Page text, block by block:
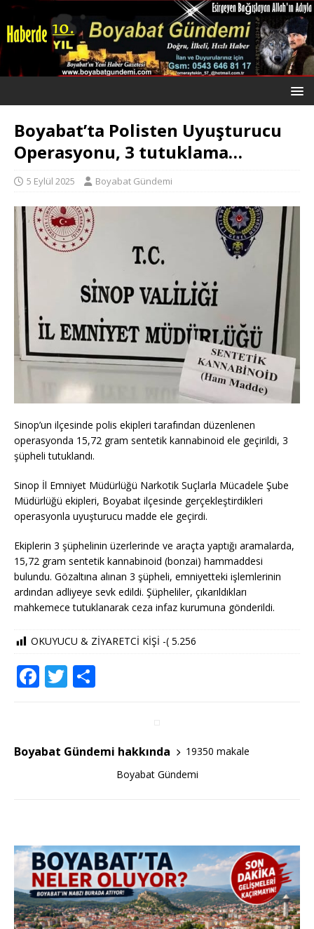
Boyabat’ta Polisten Uyuşturucu
Operasyonu, 3 tutuklama…
5 Eylül 2025 Boyabat Gündemi
Sinop’un ilçesinde polis ekipleri tarafından düzenlenen
operasyonda 15,72 gram sentetik kannabinoid ele geçirildi, 3
şüpheli tutuklandı.
Sinop İl Emniyet Müdürlüğü Narkotik Suçlarla Mücadele Şube
Müdürlüğü ekipleri, Boyabat ilçesinde gerçekleştirdikleri
operasyonla uyuşturucu madde ele geçirdi.
Ekiplerin 3 şüphelinin üzerlerinde ve araçta yaptığı aramalarda,
15,72 gram sentetik kannabinoid (bonzai) hammaddesi
bulundu. Gözaltına alınan 3 şüpheli, emniyetteki işlemlerinin
ardından adliyeye sevk edildi. Şüpheliler, çıkarıldıkları
mahkemece tutuklanarak ceza infaz kurumuna gönderildi.
OKUYUCU & ZİYARETCİ KİŞİ -( 5.256
F
e
b
T
te
r
e
Boyabat Gündemi hakkında
19350 makale
Boyabat Gündemi